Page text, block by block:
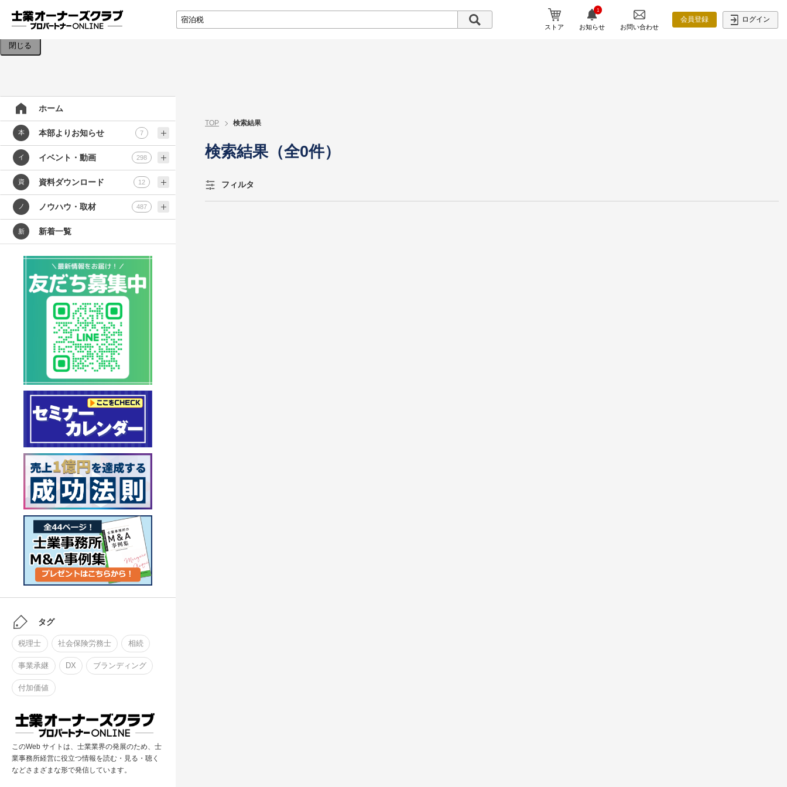
ストア
1
お知らせ お問い合わせ
会員登録 ログイン
検索条件を入力してください。
閉じる
ホーム
本 本部よりお知らせ 7
イ イベント・動画 298
資 資料ダウンロード 12
ノ ノウハウ・取材 487
新 新着一覧
タグ
税理士 社会保険労務士 相続
事業承継 DX ブランディング
付加価値
このWeb サイトは、士業業界の発展のため、士
業事務所経営に役立つ情報を読む・見る・聴く
などさまざまな形で発信しています。
TOP 検索結果
検索結果（全0件）
フィルタ